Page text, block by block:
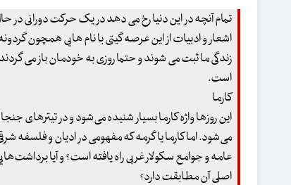
تمام آنچه در این دنیا رخ می دهد در یک حرکت دورانی
اشعار و ادبیات از این عرصه گیتی با نام هایی همچون
زندگی ما ثبت می شوند و حتما روزی به خودمان باز می
است.
کارما
این روزها واژه کارما بسیار شنیده می‌شود و در تیترهای
می‌شود. اما کارما یا کَرمه که مفهومی در ادیان و
عامه و جوامع سکولار غربی راه یافته است؟ و آیا
اصلی آن مطابقت دارد؟